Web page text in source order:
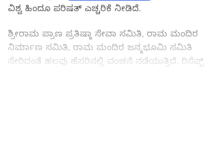
ವಿಶ್ವ ಹಿಂದೂ ಪರಿಷತ್ ಎಚ್ಚರಿಕೆ ನೀಡಿದೆ.
ಶ್ರೀರಾಮ ಪ್ರಾಣ ಪ್ರತಿಷ್ಠಾ ಸೇವಾ ಸಮಿತಿ, ರಾಮ ಮಂದಿರ
ನಿರ್ಮಾಣ ಸಮಿತಿ, ರಾಮ ಮಂದಿರ ಜನ್ಮಭೂಮಿ ಸಮಿತಿ
ಸೇರಿದಂತೆ ಹಲವು ಹೆಸರಿನಲ್ಲಿ ವಂಚನೆ ನಡೆಯುತ್ತಿದೆ. ರಿಸೆಪ್ಟ್